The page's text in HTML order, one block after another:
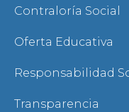
Contraloría Social
Oferta Educativa
Responsabilidad
Transparencia